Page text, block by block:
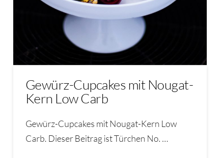
Gewürz-Cupcakes mit Nougat-
Kern Low Carb
Gewürz-Cupcakes mit Nougat-Kern Low
Carb. Dieser Beitrag ist Türchen No. …